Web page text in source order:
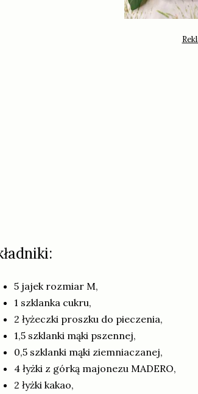
5 jajek rozmiar M,
1 szklanka cukru,
2 łyżeczki proszku do pieczenia,
1,5 szklanki mąki pszennej,
0,5 szklanki mąki ziemniaczanej,
4 łyżki z górką majonezu MADERO,
2 łyżki kakao,